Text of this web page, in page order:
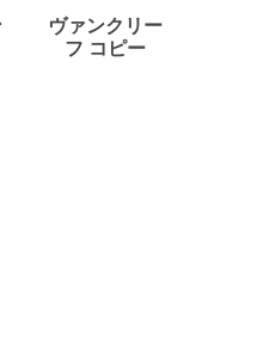
ヴァンクリー
フ コピー